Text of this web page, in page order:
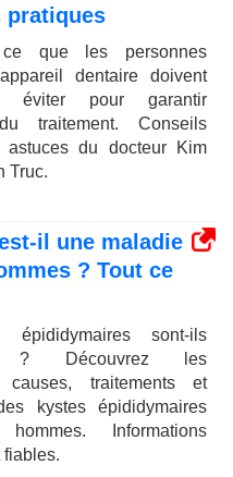
pratiques
ce que les personnes
dentaire doivent
éviter pour garantir
du traitement. Conseils
astuces du docteur Kim
Truc.
il une maladie
? Tout ce
épididymaires sont-ils
? Découvrez les
causes, traitements et
kystes épididymaires
Informations
fiables.